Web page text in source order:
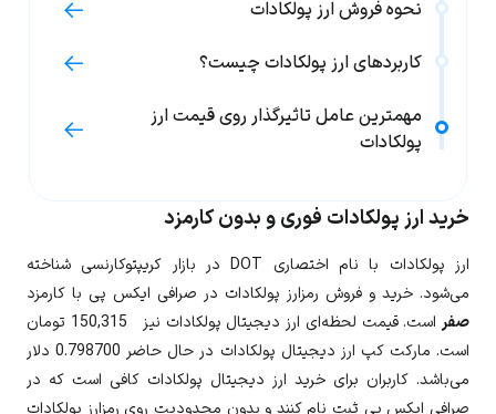
خرید ارز پولکادات فوری و بدون کارمزد
ارز پولکادات با نام اختصاری DOTدر بازار کریپتوکارنسی شناخته
می‌شود. خرید و فروش رمزارز پولکادات در صرافی ایکس پی با کارمزد
صفراست. قیمت لحظه‌ای ارز دیجیتال پولکادات نیز 150,315 تومان
است. مارکت کپ ارز دیجیتال پولکادات در حال حاضر 0.798700دلار
می‌باشد. کاربران برای خرید ارز دیجیتال پولکادات کافی است که در
صرافی ایکس پی ثبت نام کنند و بدون محدودیت روی رمزارز پولکادات
نحوه فروش ارز پولکادات
کاربردهای ارز پولکادات چیست؟
مهمترین عامل تاثیرگذار روی قیمت ارز
پولکادات